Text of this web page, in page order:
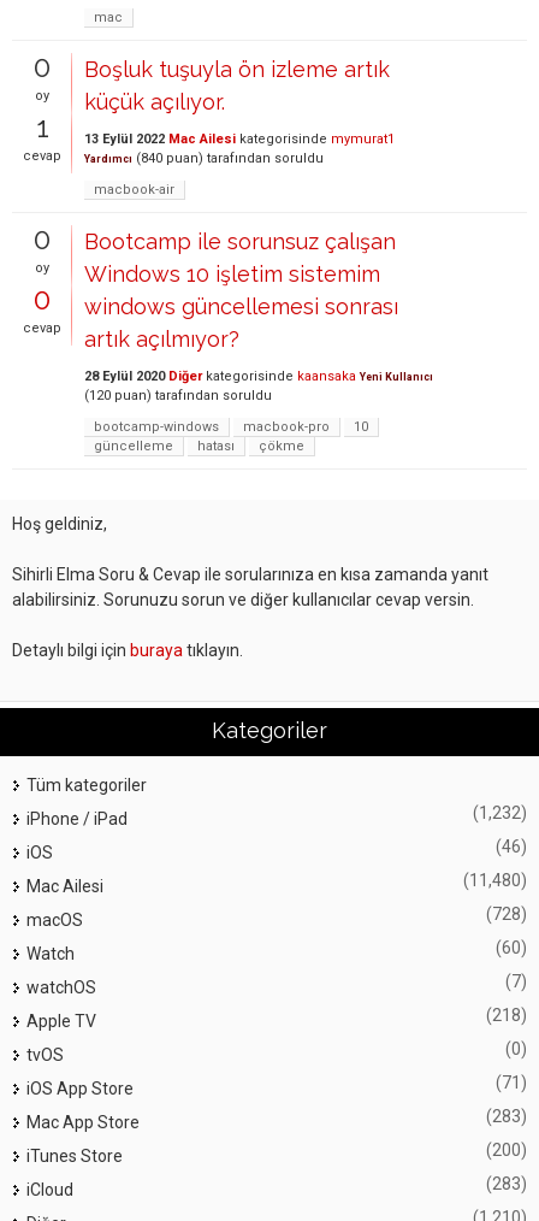
mac
0
oy
1
cevap
Boşluk tuşuyla ön izleme artık
küçük açılıyor.
13 Eylül 2022 Mac Ailesi kategorisinde mymurat1
Yardımcı (840 puan) tarafından soruldu
macbook-air
0
oy
0
cevap
Bootcamp ile sorunsuz çalışan
Windows 10 işletim sistemim
windows güncellemesi sonrası
artık açılmıyor?
28 Eylül 2020 Diğerkategorisinde kaansaka Yeni Kullanıcı
(120 puan) tarafından soruldu
bootcamp-windows
macbook-pro
10
güncelleme
hatası çökme
Hoş geldiniz,
Sihirli Elma Soru & Cevap ile sorularınıza en kısa zamanda yanıt
alabilirsiniz. Sorunuzu sorun ve diğer kullanıcılar cevap versin.
Detaylı bilgi için buraya tıklayın.
Kategoriler
Tüm kategoriler
iPhone / iPad
(1,232)
iOS (46)
Mac Ailesi (11,480)
macOS (728)
Watch (60)
watchOS (7)
Apple TV (218)
tvOS (0)
iOS App Store (71)
Mac App Store (283)
iTunes Store (200)
iCloud (283)